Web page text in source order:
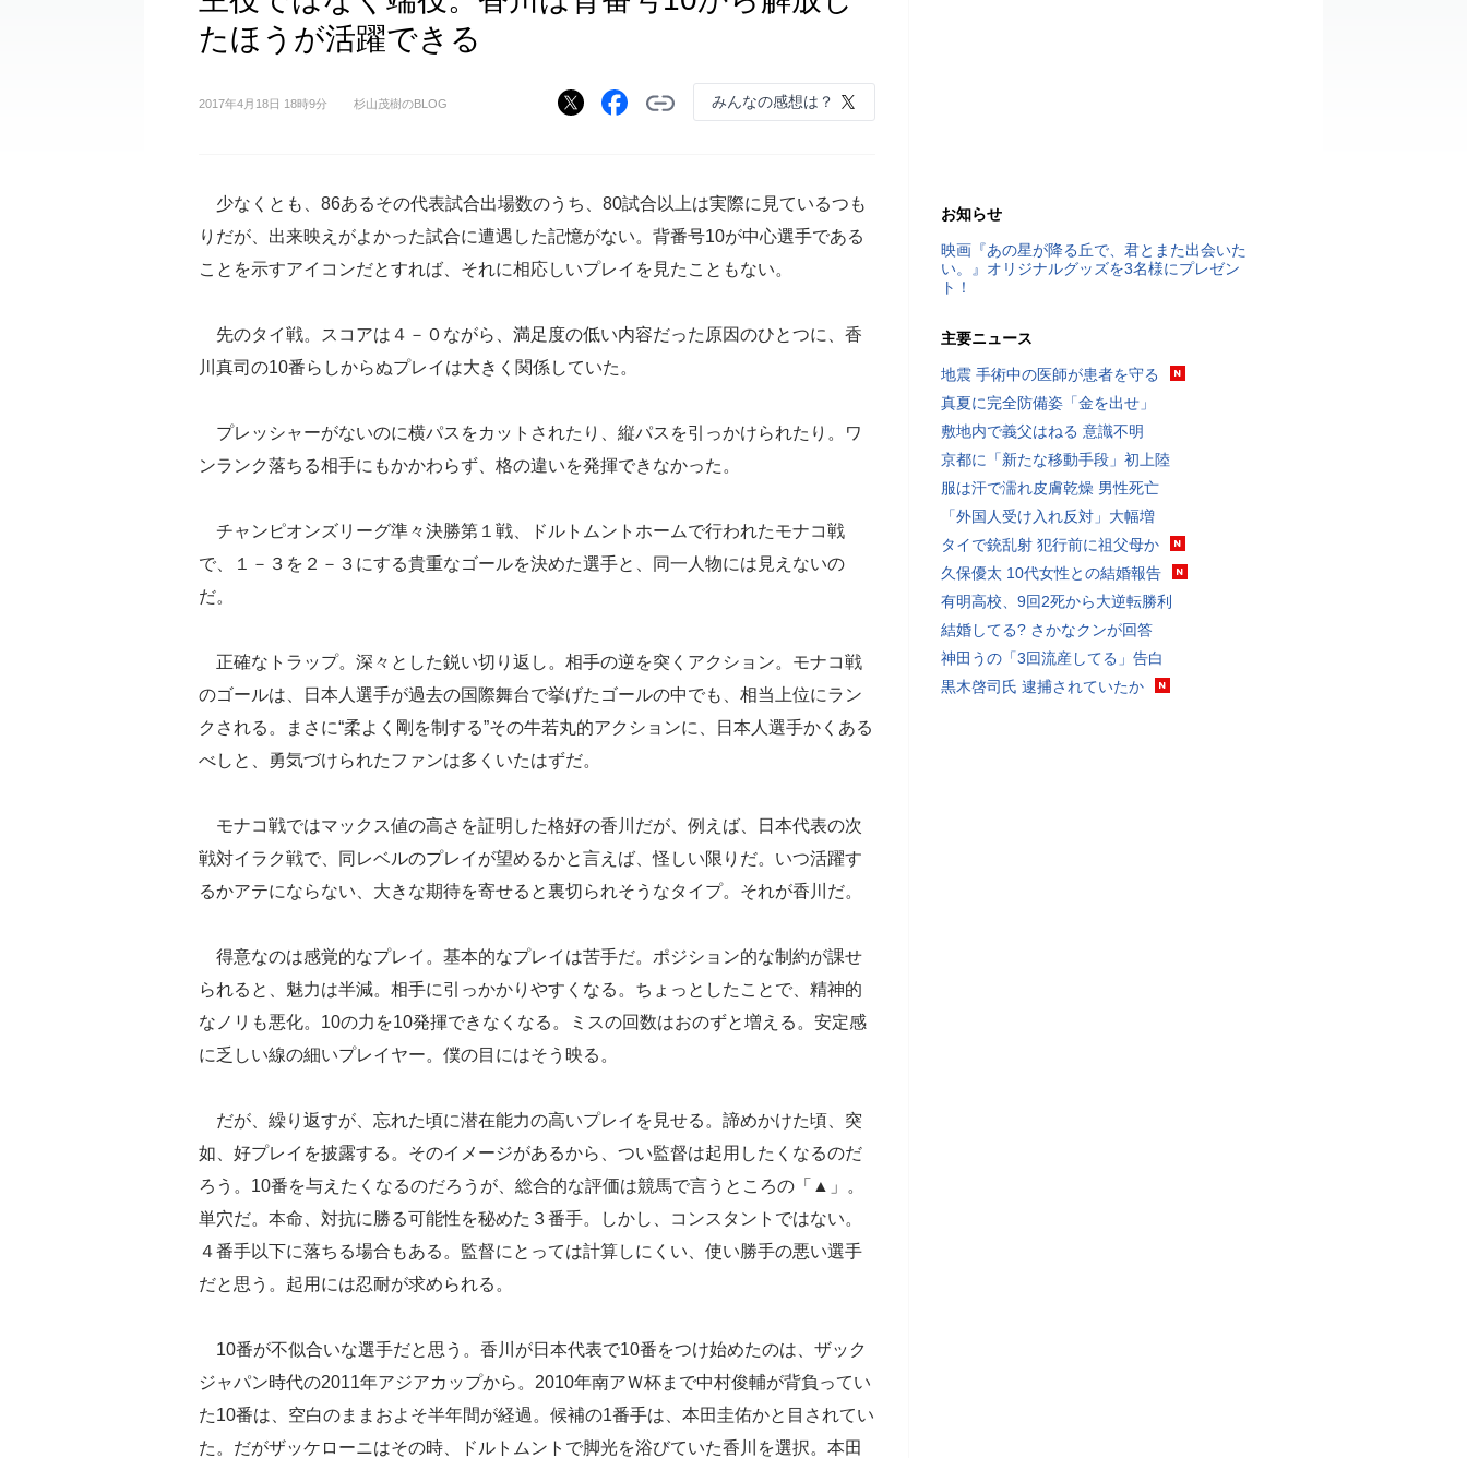
たほうが活躍できる
2017年4月18日 18時9分 杉山茂樹のBLOG みんなの感想は？
少なくとも、86あるその代表試合出場数のうち、80試合以上は実際に見ているつも
りだが、出来映えがよかった試合に遭遇した記憶がない。背番号10が中心選手である
ことを示すアイコンだとすれば、それに相応しいプレイを見たこともない。
先のタイ戦。スコアは４－０ながら、満足度の低い内容だった原因のひとつに、香
川真司の10番らしからぬプレイは大きく関係していた。
プレッシャーがないのに横パスをカットされたり、縦パスを引っかけられたり。ワ
ンランク落ちる相手にもかかわらず、格の違いを発揮できなかった。
チャンピオンズリーグ準々決勝第１戦、ドルトムントホームで行われたモナコ戦
で、１－３を２－３にする貴重なゴールを決めた選手と、同一人物には見えないの
だ。
正確なトラップ。深々とした鋭い切り返し。相手の逆を突くアクション。モナコ戦
のゴールは、日本人選手が過去の国際舞台で挙げたゴールの中でも、相当上位にラン
クされる。まさに“柔よく剛を制する”その牛若丸的アクションに、日本人選手かくある
べしと、勇気づけられたファンは多くいたはずだ。
モナコ戦ではマックス値の高さを証明した格好の香川だが、例えば、日本代表の次
戦対イラク戦で、同レベルのプレイが望めるかと言えば、怪しい限りだ。いつ活躍す
るかアテにならない、大きな期待を寄せると裏切られそうなタイプ。それが香川だ。
得意なのは感覚的なプレイ。基本的なプレイは苦手だ。ポジション的な制約が課せ
られると、魅力は半減。相手に引っかかりやすくなる。ちょっとしたことで、精神的
なノリも悪化。10の力を10発揮できなくなる。ミスの回数はおのずと増える。安定感
に乏しい線の細いプレイヤー。僕の目にはそう映る。
だが、繰り返すが、忘れた頃に潜在能力の高いプレイを見せる。諦めかけた頃、突
如、好プレイを披露する。そのイメージがあるから、つい監督は起用したくなるのだ
ろう。10番を与えたくなるのだろうが、総合的な評価は競馬で言うところの「▲」。
単穴だ。本命、対抗に勝る可能性を秘めた３番手。しかし、コンスタントではない。
４番手以下に落ちる場合もある。監督にとっては計算しにくい、使い勝手の悪い選手
だと思う。起用には忍耐が求められる。
10番が不似合いな選手だと思う。香川が日本代表で10番をつけ始めたのは、ザック
ジャパン時代の2011年アジアカップから。2010年南アＷ杯まで中村俊輔が背負ってい
た10番は、空白のままおよそ半年間が経過。候補の1番手は、本田圭佑かと目されてい
た。だがザッケローニはその時、ドルトムントで脚光を浴びていた香川を選択。本田
お知らせ
映画『あの星が降る丘で、君とまた出会いた
い。』オリジナルグッズを3名様にプレゼン
ト！
主要ニュース
地震 手術中の医師が患者を守る
真夏に完全防備姿「金を出せ」
敷地内で義父はねる 意識不明
京都に「新たな移動手段」初上陸
服は汗で濡れ皮膚乾燥 男性死亡
「外国人受け入れ反対」大幅増
タイで銃乱射 犯行前に祖父母か
久保優太 10代女性との結婚報告
有明高校、9回2死から大逆転勝利
結婚してる? さかなクンが回答
神田うの「3回流産してる」告白
黒木啓司氏 逮捕されていたか